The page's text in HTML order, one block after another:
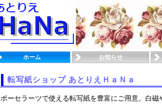
ホーム お知らせ
転写紙ショップ あとりえＨａＮａ
ポーセラーツで使える転写紙を豊富にご用意。白磁